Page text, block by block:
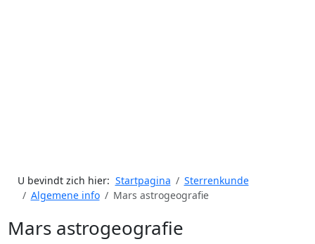
U bevindt zich hier: Startpagina
Sterrenkunde
Algemene info
Mars astrogeografie
Mars astrogeografie